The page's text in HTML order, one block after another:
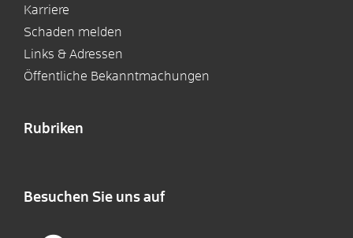
Karriere
Schaden melden
Links & Adressen
Öffentliche Bekanntmachungen
Rubriken
Besuchen Sie uns auf